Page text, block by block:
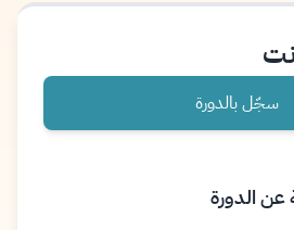
سجّل بالدورة
الدورة